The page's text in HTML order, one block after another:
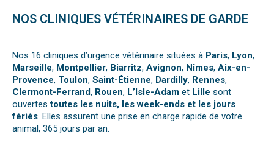
NOS CLINIQUES VÉTÉRINAIRES DE GARDE
Nos 16 cliniques d’urgence vétérinaire situées à Paris, Lyon,
Marseille, Montpellier, Biarritz, Avignon, Nîmes, Aix-en-
Provence, Toulon, Saint-Étienne, Dardilly, Rennes,
Clermont-Ferrand, Rouen, L’Isle-Adam et Lille sont
ouvertestoutes les nuits, les week-ends et les jours
fériés. Elles assurent une prise en charge rapide de votre
animal, 365 jours par an.